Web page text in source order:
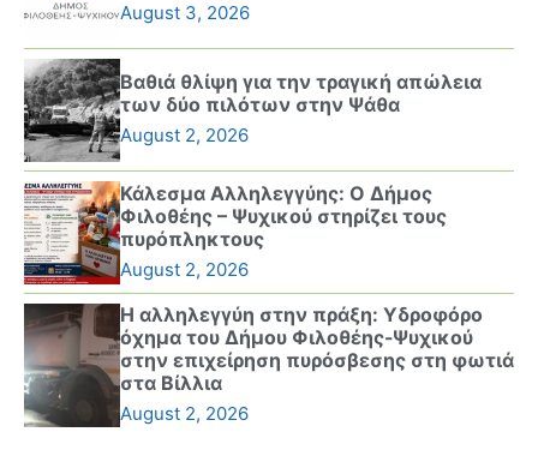
August 3, 2026
Βαθιά θλίψη για την τραγική απώλεια
των δύο πιλότων στην Ψάθα
August 2, 2026
Κάλεσμα Αλληλεγγύης: Ο Δήμος
Φιλοθέης – Ψυχικού στηρίζει τους
πυρόπληκτους
August 2, 2026
Η αλληλεγγύη στην πράξη: Υδροφόρο
όχημα του Δήμου Φιλοθέης-Ψυχικού
στην επιχείρηση πυρόσβεσης στη φωτιά
στα Βίλλια
August 2, 2026